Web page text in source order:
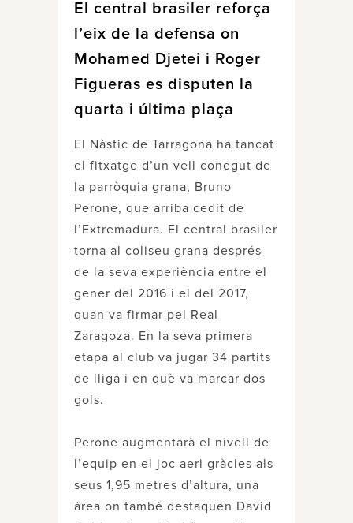
El central brasiler reforça
l’eix de la defensa on
Mohamed Djetei i Roger
Figueras es disputen la
quarta i última plaça
El Nàstic de Tarragona ha tancat
el fitxatge d’un vell conegut de
la parròquia grana, Bruno
Perone, que arriba cedit de
l’Extremadura. El central brasiler
torna al coliseu grana després
de la seva experiència entre el
gener del 2016 i el del 2017,
quan va firmar pel Real
Zaragoza. En la seva primera
etapa al club va jugar 34 partits
de lliga i en què va marcar dos
gols.
Perone augmentarà el nivell de
l’equip en el joc aeri gràcies als
seus 1,95 metres d’altura, una
àrea on també destaquen David